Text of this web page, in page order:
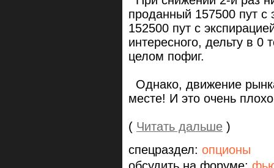
проданный 157500 пут с
152500 пут с
интересного, дельту в
целом пофиг.
Однако, движение
месте! И это очень
( Читать дальше )
спецраздел: опционы